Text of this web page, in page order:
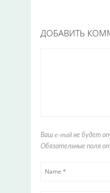
ДОБАВИТЬ
Ваш e-mail не будет
Обязательные поля